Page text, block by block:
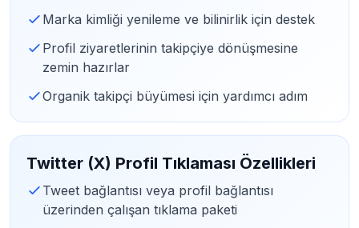
Marka kimliği yenileme ve bilinirlik için destek
Profil ziyaretlerinin takipçiye dönüşmesine
zemin hazırlar
Organik takipçi büyümesi için yardımcı adım
Twitter (X) Profil Tıklaması Özellikleri
Tweet bağlantısı veya profil bağlantısı
üzerinden çalışan tıklama paketi